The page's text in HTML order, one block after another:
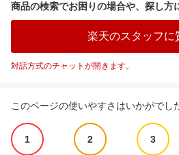
商品の検索でお困りの場合や、探し方
楽天のスタッフに
対話方式のチャットが開きます。
このページの使いやすさはいかがでし
1 2 3